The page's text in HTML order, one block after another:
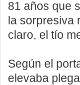
81 años que
la sorpresiva
claro, el tío
Según el
elevaba